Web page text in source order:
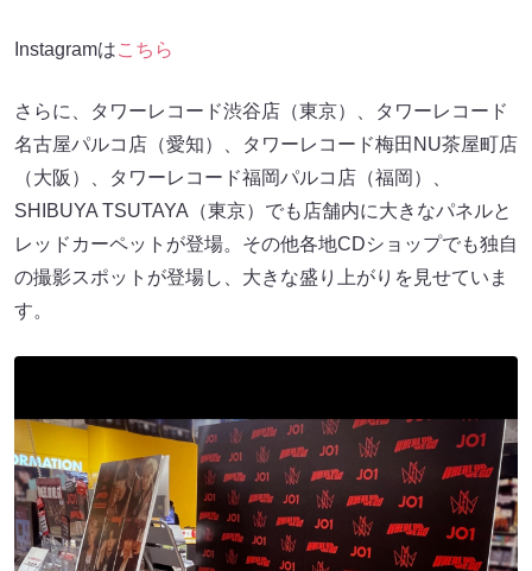
Instagramはこちら
さらに、タワーレコード渋⾕店（東京）、タワーレコード
名古屋パルコ店（愛知）、タワーレコード梅⽥NU茶屋町店
（⼤阪）、タワーレコード福岡パルコ店（福岡）、
SHIBUYA TSUTAYA（東京）でも店舗内に⼤きなパネルと
レッドカーペットが登場。その他各地CDショップでも独⾃
の撮影スポットが登場し、⼤きな盛り上がりを⾒せていま
す。